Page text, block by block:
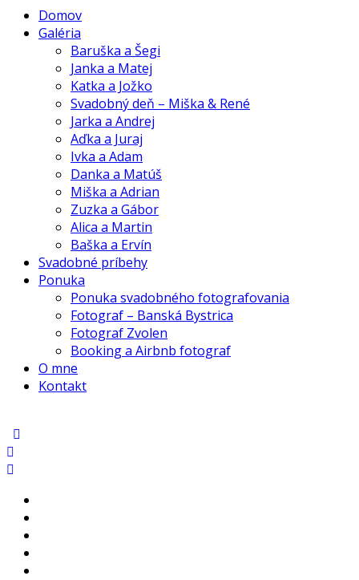
Domov
Galéria
Baruška a Šegi
Janka a Matej
Katka a Jožko
Svadobný deň – Miška & René
Jarka a Andrej
Aďka a Juraj
Ivka a Adam
Danka a Matúš
Miška a Adrian
Zuzka a Gábor
Alica a Martin
Baška a Ervín
Svadobné príbehy
Ponuka
Ponuka svadobného fotografovania
Fotograf – Banská Bystrica
Fotograf Zvolen
Booking a Airbnb fotograf
O mne
Kontakt